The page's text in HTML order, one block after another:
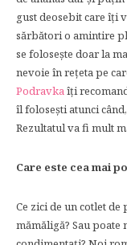
gust deosebit care îți
sărbători o amintire
se folosește doar la
nevoie în rețeta pe
Podravkaîți
îl folosești atunci
Rezultatul va fi mult
Care este cea mai
Ce zici de un cotlet
mămăligă? Sau